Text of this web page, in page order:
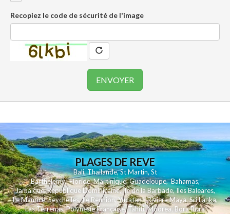
Recopiez le code de sécurité de l'image
PLAGES DE REVE
Bali,Thailande,St Martin,St
Barthelemy,Floride,Martinique,Guadeloupe,Bahamas,
Jamaique,Republique Dominicaine,Ile de la Barbade,Iles Baleares,
Ile Maurice,Seychelles,Ile Reunion,Yucatan - Riviera Maya,Sri Lanka,
Las Terrenas,Polynesie Française,Tahiti,Moorea, Bora Bora